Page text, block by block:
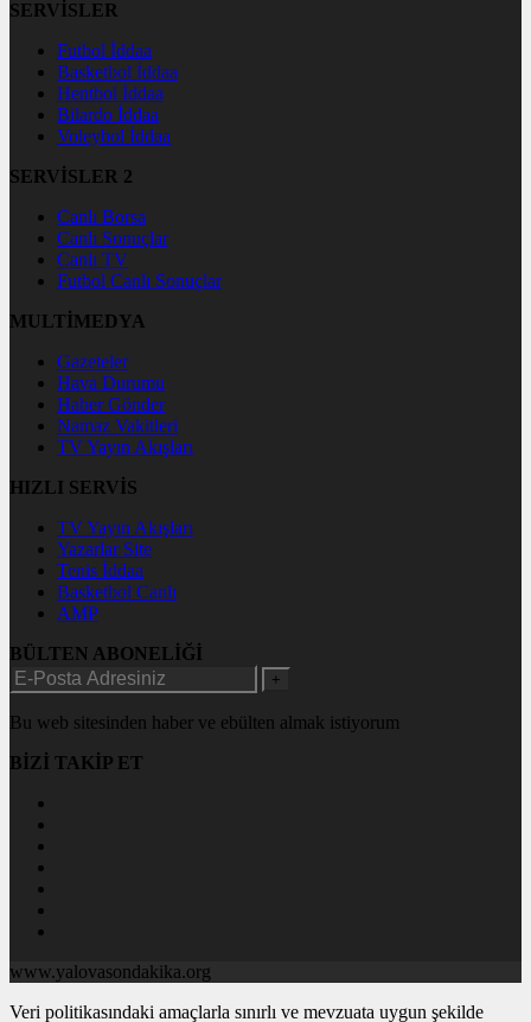
SERVİSLER
Futbol İddaa
Basketbol İddaa
Hentbol İddaa
Bilardo İddaa
Voleybol İddaa
SERVİSLER 2
Canlı Borsa
Canlı Sonuçlar
Canlı TV
Futbol Canlı Sonuçlar
MULTİMEDYA
Gazeteler
Hava Durumu
Haber Gönder
Namaz Vakitleri
TV Yayın Akışları
HIZLI SERVİS
TV Yayın Akışları
Yazarlar Site
Tenis İddaa
Basketbol Canlı
AMP
BÜLTEN ABONELİĞİ
+
Bu web sitesinden haber ve ebülten almak istiyorum
BİZİ TAKİP ET
www.yalovasondakika.org
Veri politikasındaki amaçlarla sınırlı ve mevzuata uygun şekilde